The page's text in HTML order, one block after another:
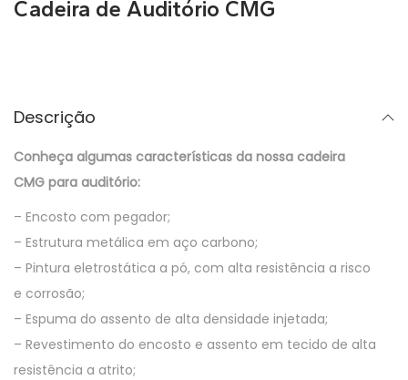
Cadeira de Auditório CMG
Descrição
Conheça algumas características da nossa cadeira
CMG para auditório:
– Encosto com pegador;
– Estrutura metálica em aço carbono;
– Pintura eletrostática a pó, com alta resistência a risco
e corrosão;
– Espuma do assento de alta densidade injetada;
– Revestimento do encosto e assento em tecido de alta
resistência a atrito;